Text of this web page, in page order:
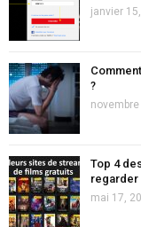
janvier
?
Top 4
regarder
mai 17,